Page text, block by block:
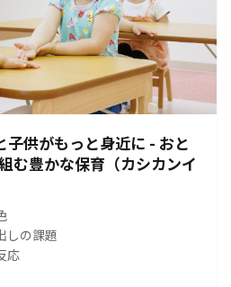
子供がもっと身近に - おと
む豊かな保育（カシカンイ
しの課題
応